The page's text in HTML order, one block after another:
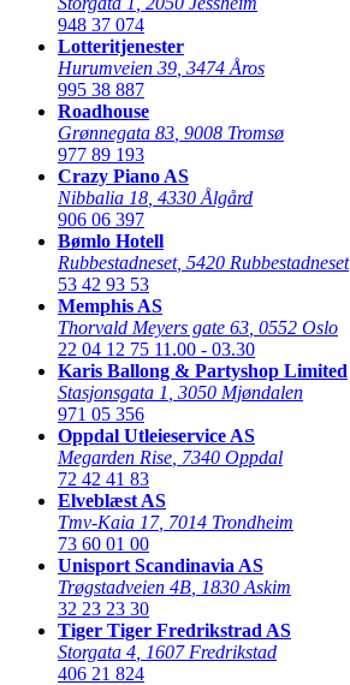
948 37 074
Lotteritjenester
Hurumveien 39 3474 Åros
995 38 887
Roadhouse
Grønnegata 83 9008 Tromsø
977 89 193
Crazy Piano AS
Nibbalia 18 4330 Ålgård
906 06 397
Bømlo Hotell
Rubbestadneset, 5420 Rubbestadneset
53 42 93 53
Memphis AS
Thorvald Meyers gate 63 0552 Oslo
22 04 12 75 11.00 - 03.30
Karis Ballong & Partyshop Limited
Stasjonsgata 1 3050 Mjøndalen
971 05 356
Oppdal Utleieservice AS
Megarden Rise 7340 Oppdal
72 42 41 83
Elveblæst AS
Tmv-Kaia 17, 7014 Trondheim
73 60 01 00
Unisport Scandinavia AS
Trøgstadveien 4B 1830 Askim
32 23 23 30
Tiger Tiger Fredrikstrad AS
Storgata 4 1607 Fredrikstad
406 21 824